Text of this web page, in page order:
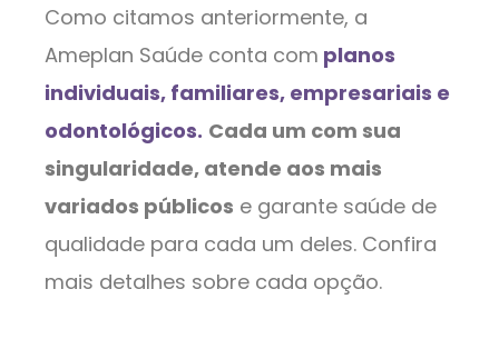
Como citamos anteriormente, a
Ameplan Saúde conta com planos
individuais, familiares, empresariais e
odontológicos. Cada um com sua
singularidade, atende aos mais
variados públicos e garante saúde de
qualidade para cada um deles. Confira
mais detalhes sobre cada opção.